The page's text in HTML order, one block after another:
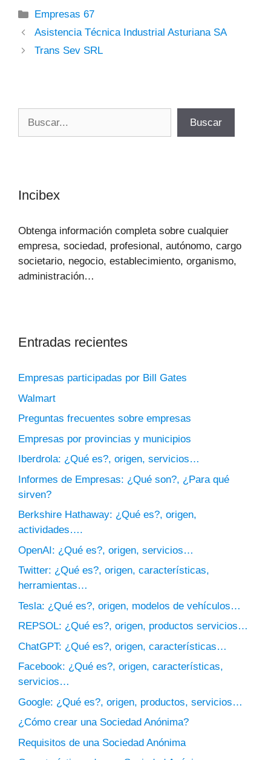
Categorías
Empresas 67
Asistencia Técnica Industrial Asturiana SA
Trans Sev SRL
Buscar
Incibex
Obtenga información completa sobre cualquier
empresa, sociedad, profesional, autónomo, cargo
societario, negocio, establecimiento, organismo,
administración…
Entradas recientes
Empresas participadas por Bill Gates
Walmart
Preguntas frecuentes sobre empresas
Empresas por provincias y municipios
Iberdrola: ¿Qué es?, origen, servicios…
Informes de Empresas: ¿Qué son?, ¿Para qué
sirven?
Berkshire Hathaway: ¿Qué es?, origen,
actividades….
OpenAI: ¿Qué es?, origen, servicios…
Twitter: ¿Qué es?, origen, características,
herramientas…
Tesla: ¿Qué es?, origen, modelos de vehículos…
REPSOL: ¿Qué es?, origen, productos servicios…
ChatGPT: ¿Qué es?, origen, características…
Facebook: ¿Qué es?, origen, características,
servicios…
Google: ¿Qué es?, origen, productos, servicios…
¿Cómo crear una Sociedad Anónima?
Requisitos de una Sociedad Anónima